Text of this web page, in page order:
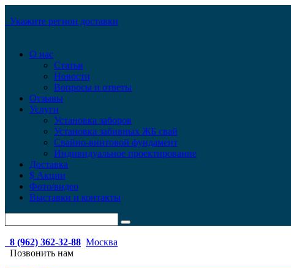
Укажите регион доставки
О нас
Статьи
Новости
Вопросы и ответы
Отзывы
Услуги
Установка заборов
Установка забивных ЖБ свай
Свайно-винтовой фундамент
Индивидуальное проектирование
Доставка
$ Акции
Фото/видео
Выставки и контакты
8 (962) 362-32-88 Москва
Позвонить нам